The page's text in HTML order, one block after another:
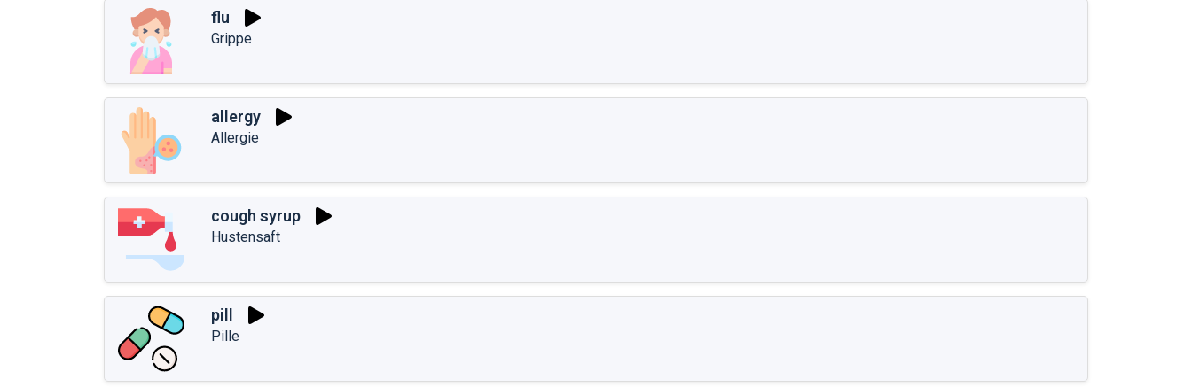
flu
Grippe
allergy
Allergie
cough syrup
Hustensaft
pill
Pille